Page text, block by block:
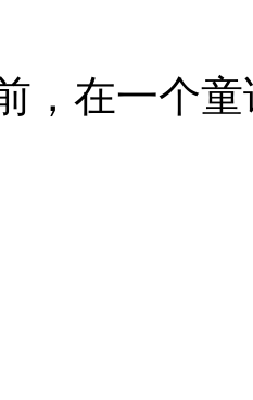
，在一个